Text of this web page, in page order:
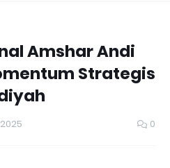
Amshar Andi
Strategis
0